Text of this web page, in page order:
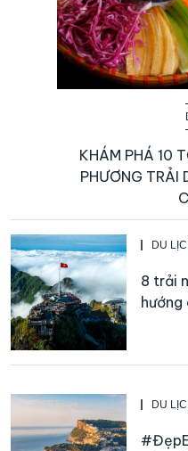
KHÁM PHÁ 10
PHƯƠNG TRẢI
DU
8 trải
hướng
DU